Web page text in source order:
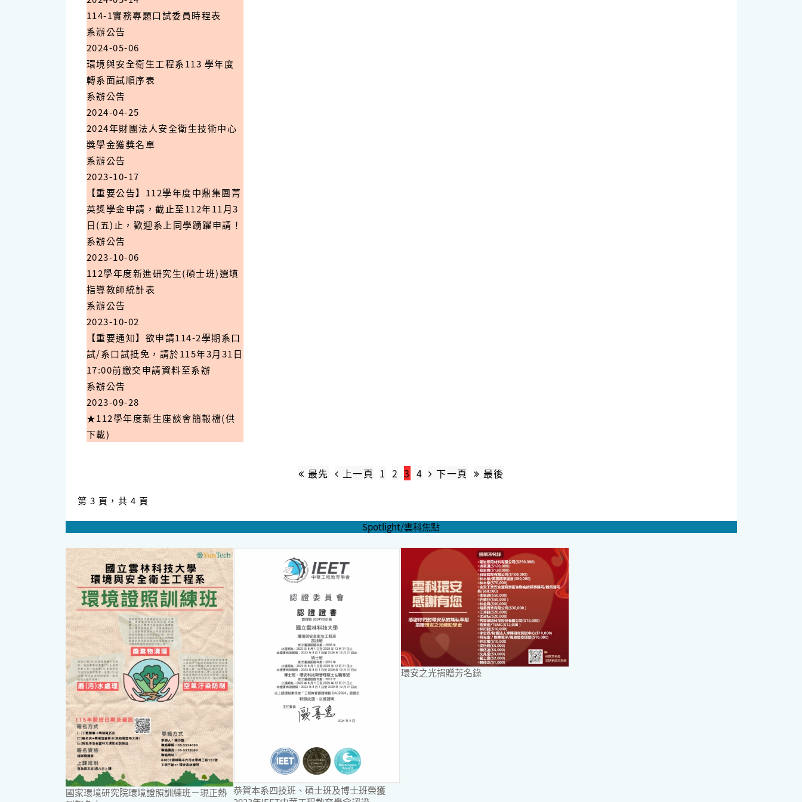
114-1實務專題口試委員時程表
系辦公告
2024-05-06
環境與安全衛生工程系113 學年度
轉系面試順序表
系辦公告
2024-04-25
2024年財團法人安全衛生技術中心
獎學金獲獎名單
系辦公告
2023-10-17
【重要公告】112學年度中鼎集團菁
英獎學金申請，截止至112年11月3
日(五)止，歡迎系上同學踴躍申請！
系辦公告
2023-10-06
112學年度新進研究生(碩士班)選填
指導教師統計表
系辦公告
2023-10-02
【重要通知】欲申請114-2學期系口
試/系口試抵免，請於115年3月31日
17:00前繳交申請資料至系辦
系辦公告
2023-09-28
★112學年度新生座談會簡報檔(供
下載)
最先 上一頁 1 2 3 4 下一頁 最後
第 3 頁，共 4 頁
Spotlight/雲科焦點
國家環境研究院環境證照訓練班－現正熱 恭賀本系四技班、碩士班及博士班榮獲
環安之光捐贈芳名錄